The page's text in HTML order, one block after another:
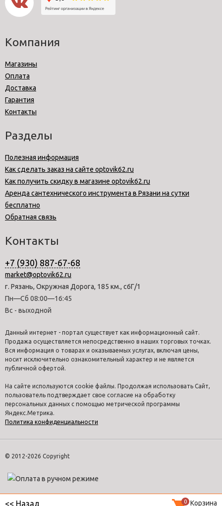
Компания
Магазины
Оплата
Доставка
Гарантия
Контакты
Разделы
Полезная информация
Как сделать заказ на сайте optovik62.ru
Как получить скидку в магазине optovik62.ru
Аренда сантехнического инструмента в Рязани на сутки
бесплатно
Обратная связь
Контакты
+7 (930) 887-67-68
market@optovik62.ru
г. Рязань, Окружная Дорога, 185 км., с6Г/1
Пн—Сб 08:00—16:45
Вс - выходной
Данный интернет - портал существует как информационный сайт.
Продажа осуществляется непосредственно в наших торговых точках.
Вся информация о товарах и оказываемых услугах, включая цены,
носит исключительно ознакомительный характер и не является
публичной офертой.
На сайте используются cookie файлы. Продолжая использовать Сайт,
пользователь подтверждает свое согласие на обработку
персональных данных с помощью метрической программы
Яндекс.Метрика.
Политика конфиденциальности
© 2012-2026 Copyright
0 Корзина
<< Назад